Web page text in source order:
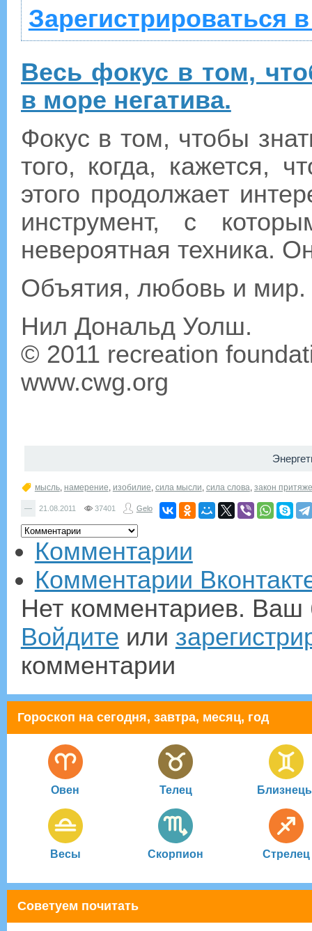
Зарегистрироваться
Весь фокус в том,
в море негатива.
Фокус в том, чтобы
того, когда, кажется,
этого продолжает
инструмент, с
невероятная техника.
Объятия, любовь и мир.
Нил Дональд Уолш.
© 2011 recreation
www.cwg.org
мысль, намерение, изобилие, сила мысли, сила слова, закон
— 21.08.2011 37401 Gelo
Комментарии
Комментарии
Нет комментариев. Ваш
Войдите или
комментарии
Гороскоп на сегодня, завтра, месяц, год
Овен Телец
Весы Скорпион Стрелец
Советуем почитать